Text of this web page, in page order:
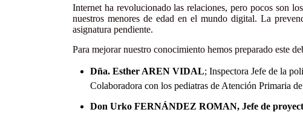
Internet ha revolucionado las relaciones, pero pocos son
nuestros menores de edad en el mundo digital. La
asignatura pendiente.
Para mejorar nuestro conocimiento hemos preparado este
Dña. Esther AREN VIDAL; Inspectora Jefe de la
Colaboradora con los pediatras de Atención Primaria
Don Urko FERNÁNDEZ ROMAN, Jefe de